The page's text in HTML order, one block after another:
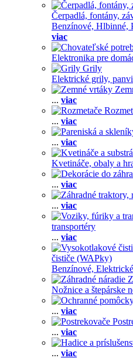
Čerpadlá, fontány,
Benzínové, Hlbinné,
viac
Elektronika pre
Grily
Elektrické grily,
... viac
... viac
... viac
Kvetináče, obaly a
... viac
... viac
transportéry
... viac
čističe (WAPky)
Benzínové,
Nožnice a štepárske
... viac
... viac
... viac